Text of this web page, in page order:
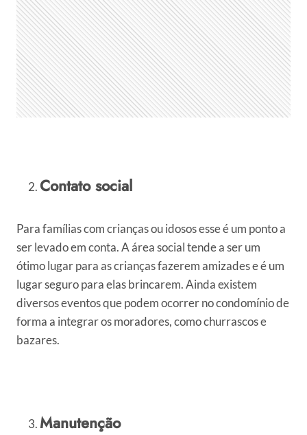
Contato social
Para famílias com crianças ou idosos esse é um ponto a
ser levado em conta. A área social tende a ser um
ótimo lugar para as crianças fazerem amizades e é um
lugar seguro para elas brincarem. Ainda existem
diversos eventos que podem ocorrer no condomínio de
forma a integrar os moradores, como churrascos e
bazares.
Manutenção